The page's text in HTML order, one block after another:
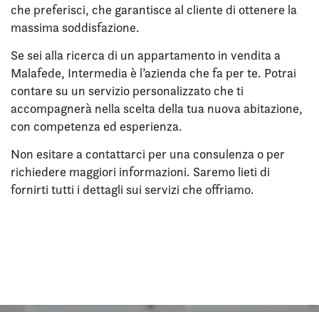
che preferisci, che garantisce al cliente di ottenere la
massima soddisfazione.
Se sei alla ricerca di un appartamento in vendita a
Malafede, Intermedia è l’azienda che fa per te. Potrai
contare su un servizio personalizzato che ti
accompagnerà nella scelta della tua nuova abitazione,
con competenza ed esperienza.
Non esitare a contattarci per una consulenza o per
richiedere maggiori informazioni. Saremo lieti di
fornirti tutti i dettagli sui servizi che offriamo.